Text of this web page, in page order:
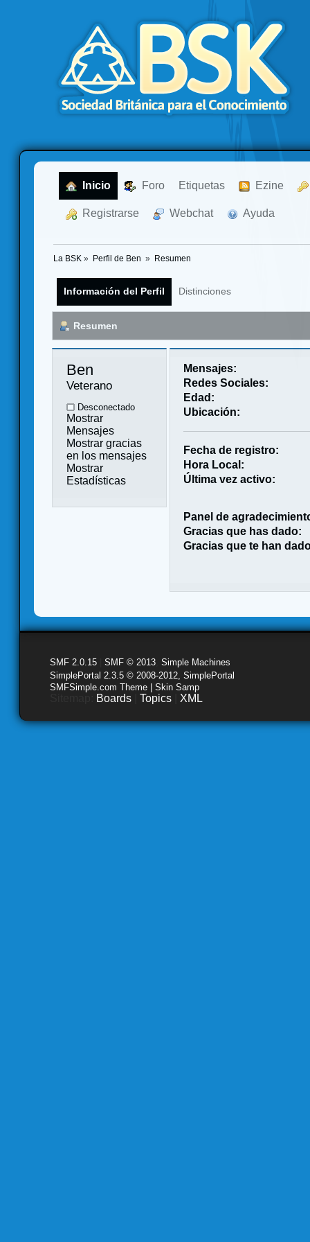
Inicio Foro Etiquetas Ezine
Registrarse Webchat Ayuda
La BSK » Perfil de Ben » Resumen
Información del Perfil Distinciones
Resumen
Ben
Veterano
Desconectado
Mostrar
Mensajes
Mostrar gracias
en los mensajes
Mostrar
Estadísticas
Mensajes:
Redes Sociales:
Edad:
Ubicación:
Fecha de registro:
Hora Local:
Última vez activo:
Panel de
Gracias que has dado:
Gracias que te han
SMF 2.0.15 SMF © 2013 Simple Machines
SimplePortal 2.3.5 © 2008-2012, SimplePortal
SMFSimple.com Theme | Skin Samp
Boards Topics XML